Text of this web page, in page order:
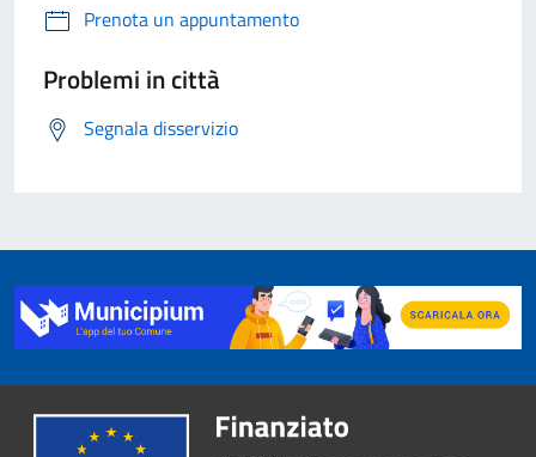
Prenota un appuntamento
Problemi in città
Segnala disservizio